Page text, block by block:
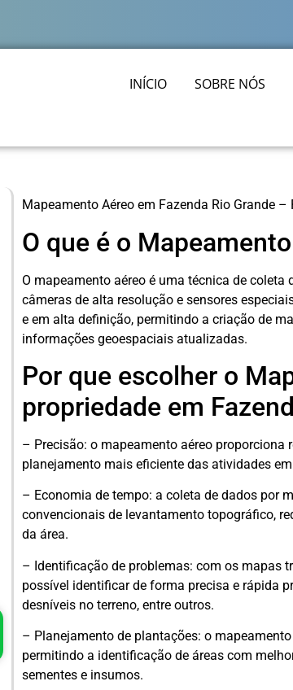
INÍCIO SOBRE NÓS
Mapeamento Aéreo em Fazenda Rio Grande
O que é o
O mapeamento aéreo é uma técnica de
câmeras de alta resolução e sensores
e em alta definição, permitindo a criação de
informações geoespaciais atualizadas.
Por que escolher o
propriedade em
– Precisão: o mapeamento aéreo
planejamento mais eficiente das atividades
– Economia de tempo: a coleta de dados por
convencionais de levantamento topográfico,
da área.
– Identificação de problemas: com os mapas
possível identificar de forma precisa e rápida
desníveis no terreno, entre outros.
– Planejamento de plantações: o
permitindo a identificação de áreas com
sementes e insumos.